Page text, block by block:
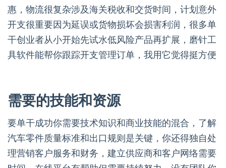
惠，物流很复杂涉及海关税收和交货时间，计划意外
开支很重要因为延误或货物损坏会损害利润，很多单
干创业者从小开始先试水低风险产品再扩展，磨针工
具软件能帮你跟踪开支管理订单，我用它觉得挺方便
需要的技能和资源
要单干成功你需要技术知识和商业技能的混合，了解
汽车零件质量标准和出口规则是关键，你还得独自处
理营销客户服务和财务，建立供应商和客户网络需要